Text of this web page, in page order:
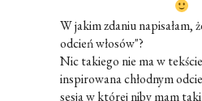
W jakim zdaniu napisałam,
odcień włosów"?
Nic takiego nie ma w
inspirowana chłodnym
sesja w której niby mam